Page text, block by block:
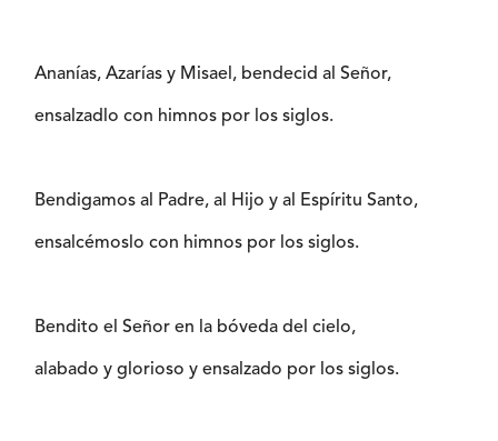
Ananías, Azarías y Misael, bendecid al Señor,
ensalzadlo con himnos por los siglos.
Bendigamos al Padre, al Hijo y al Espíritu Santo,
ensalcémoslo con himnos por los siglos.
Bendito el Señor en la bóveda del cielo,
alabado y glorioso y ensalzado por los siglos.